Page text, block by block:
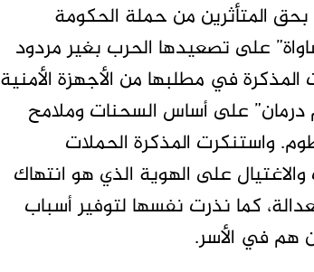
المتأثرين من حملة الحكومة
على تصعيدها الحرب بغير مردود
في مطلبها من الأجهزة الأمنية
على أساس السحنات وملامح
واستنكرت المذكرة الحملات
على الهوية الذي هو انتهاك
ومعايير العدالة، كما نذرت نفسها لتوفير أسباب